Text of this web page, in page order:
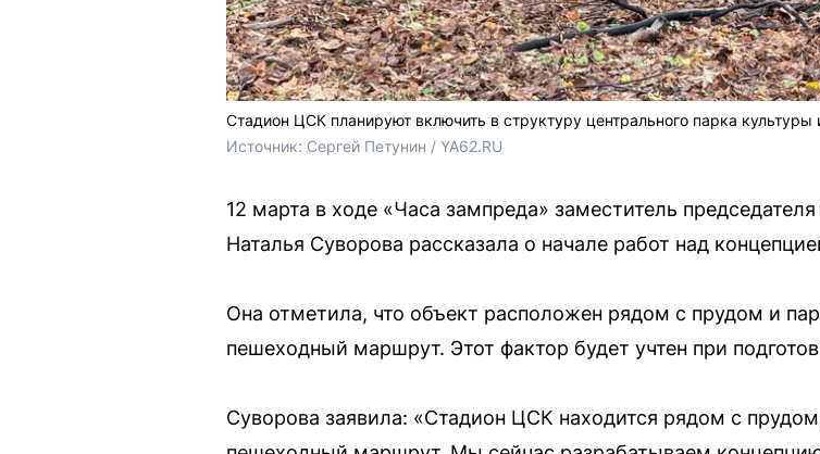
Стадион ЦСК планируют включить в структуру центрального парка культуры
Источник: Сергей Петунин / YA62.RU
12 марта в ходе «Часа зампреда» заместитель
Наталья Суворова рассказала о начале работ над
Она отметила, что объект расположен рядом с прудом и
пешеходный маршрут. Этот фактор будет учтен при
Суворова заявила: «Стадион ЦСК находится рядом с